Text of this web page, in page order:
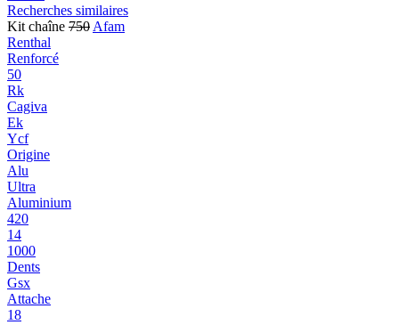
Recherches similaires
Kit chaîne 750 Afam
Renthal
Renforcé
50
Rk
Cagiva
Ek
Ycf
Origine
Alu
Ultra
Aluminium
420
14
1000
Dents
Gsx
Attache
18